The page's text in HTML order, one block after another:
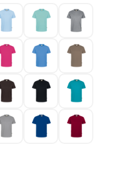
328
118
eisblau 020eisgrün 059grau meliert
magenta 122malibublau 041
nougat 128
010
schokolade 022schwarz 005smaragd 012
titan 043 ultramarinblau 129
weinrot 017